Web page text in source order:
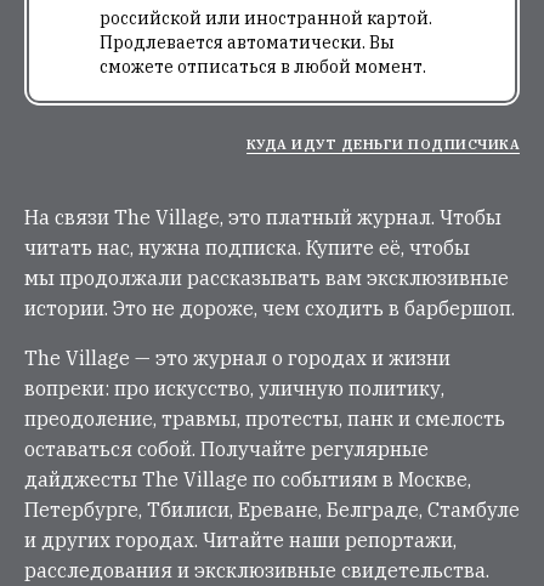
российской или иностранной картой.
Продлевается автоматически. Вы
сможете отписаться в любой момент.
КУДА ИДУТ ДЕНЬГИ ПОДПИСЧИКА
На связи The Village, это платный журнал. Чтобы
читать нас, нужна подписка. Купите её, чтобы
мы продолжали рассказывать вам эксклюзивные
истории. Это не дороже, чем сходить в барбершоп.
The Village — это журнал о городах и жизни
вопреки: про искусство, уличную политику,
преодоление, травмы, протесты, панк и смелость
оставаться собой. Получайте регулярные
дайджесты The Village по событиям в Москве,
Петербурге, Тбилиси, Ереване, Белграде, Стамбуле
и других городах. Читайте наши репортажи,
расследования и эксклюзивные свидетельства.